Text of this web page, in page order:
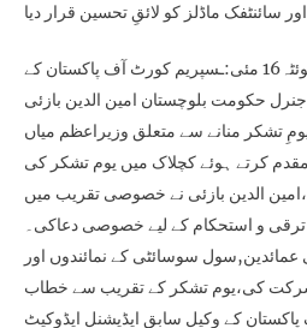
خبرنامہ نمبر 2025/3729کوئٹہ16 مئی:ـسپریم کورٹ آف پاکستان کے
حکومت بلوچستان امین الدین بازئی
تشکر منانے سے متعلق وزیراعظم میاں
کرتے ہوئے کچلاک میں یوم تشکر کی
الدین بازئی نے خصوصی تقریب میں
ترقی و استحکام کے لیے خصوصی دعاکی۔
عمائدین,سول سوسائٹی کے نمائندوں اور
کی،یوم تشکر کے تقریب سے خطاب
کے وکیل سابق ایڈیشنل ایڈوکیٹ